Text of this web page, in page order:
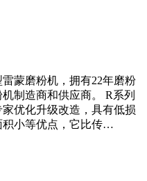
蒙磨粉机，拥有22年磨粉
制造商和供应商。 R系列
优化升级改造，具有低损
积小等优点，它比传…